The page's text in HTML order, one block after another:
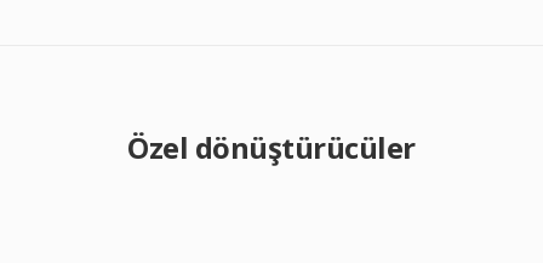
Özel dönüştürücüler